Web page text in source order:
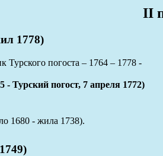
II
1778)
Турского погоста – 1764 – 1778 -
погост, 7 апреля 1772)
1680 - жила 1738).